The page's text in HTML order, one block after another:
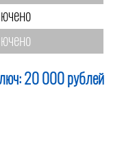
20 000 рублей